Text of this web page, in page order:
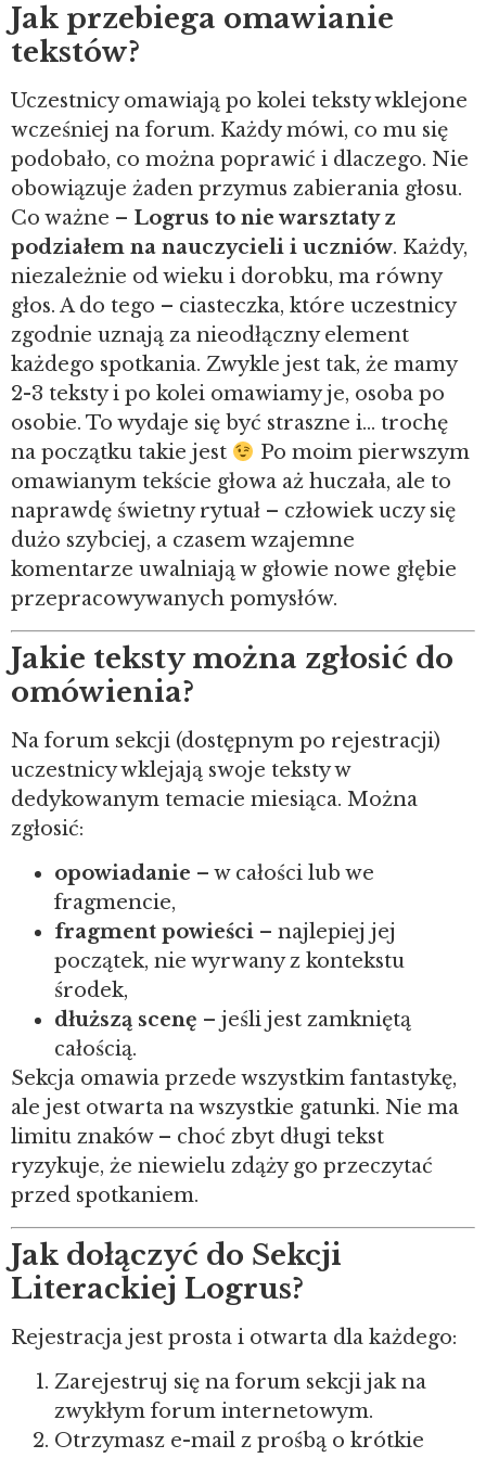
Jak przebiega omawianie
tekstów?
Uczestnicy omawiają po kolei teksty wklejone
wcześniej na forum. Każdy mówi, co mu się
podobało, co można poprawić i dlaczego. Nie
obowiązuje żaden przymus zabierania głosu.
Co ważne – Logrus to nie warsztaty z
podziałem na nauczycieli i uczniów. Każdy,
niezależnie od wieku i dorobku, ma równy
głos. A do tego – ciasteczka, które uczestnicy
zgodnie uznają za nieodłączny element
każdego spotkania. Zwykle jest tak, że mamy
2-3 teksty i po kolei omawiamy je, osoba po
osobie. To wydaje się być straszne i… trochę
na początku takie jest
Po moim pierwszym
omawianym tekście głowa aż huczała, ale to
naprawdę świetny rytuał – człowiek uczy się
dużo szybciej, a czasem wzajemne
komentarze uwalniają w głowie nowe głębie
przepracowywanych pomysłów.
Jakie teksty można zgłosić do
omówienia?
Na forum sekcji (dostępnym po rejestracji)
uczestnicy wklejają swoje teksty w
dedykowanym temacie miesiąca. Można
zgłosić:
opowiadanie – w całości lub we
fragmencie,
fragment powieści – najlepiej jej
początek, nie wyrwany z kontekstu
środek,
dłuższą scenę – jeśli jest zamkniętą
całością.
Sekcja omawia przede wszystkim fantastykę,
ale jest otwarta na wszystkie gatunki. Nie ma
limitu znaków – choć zbyt długi tekst
ryzykuje, że niewielu zdąży go przeczytać
przed spotkaniem.
Jak dołączyć do Sekcji
Literackiej Logrus?
Rejestracja jest prosta i otwarta dla każdego:
Zarejestruj się na forum sekcji jak na
zwykłym forum internetowym.
Otrzymasz e-mail z prośbą o krótkie